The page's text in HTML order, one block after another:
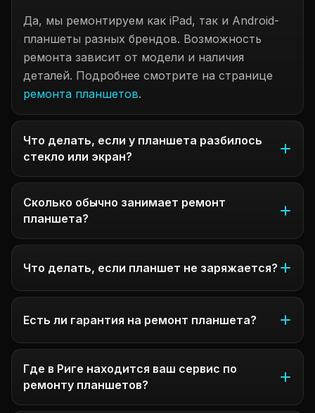
Да, мы ремонтируем как iPad, так и Android-
планшеты разных брендов. Возможность
ремонта зависит от модели и наличия
деталей. Подробнее смотрите на странице
ремонта планшетов.
Что делать, если у планшета разбилось
стекло или экран?
Сколько обычно занимает ремонт
планшета?
Что делать, если планшет не заряжается?
Есть ли гарантия на ремонт планшета?
Где в Риге находится ваш сервис по
ремонту планшетов?